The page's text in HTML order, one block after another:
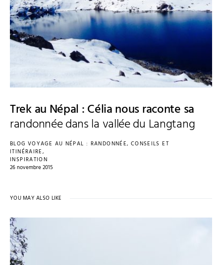
Trek au Népal : Célia nous raconte sa
randonnée dans la vallée du Langtang
BLOG VOYAGE AU NÉPAL : RANDONNÉE, CONSEILS ET
ITINÉRAIRE
INSPIRATION
26 novembre 2015
YOU MAY ALSO LIKE